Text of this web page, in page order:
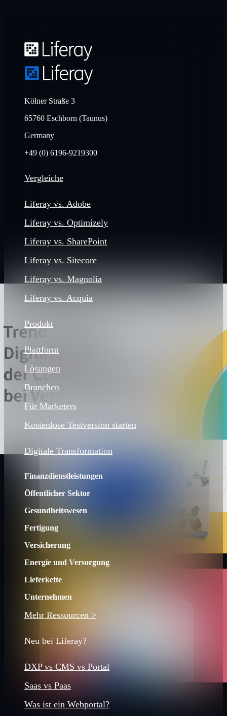
Kölner Straße 3
65760 Eschborn (Taunus)
Germany
+49 (0) 6196-9219300
Vergleiche
Liferay vs. Adobe
Liferay vs. Optimizely
Liferay vs. SharePoint
Liferay vs. Sitecore
Liferay vs. Magnolia
Liferay vs. Acquia
Produkt
Plattform
Lösungen
Branchen
Für Marketers
Kostenlose Testversion starten
Digitale Transformation
Finanzdienstleistungen
Öffentlicher Sektor
Gesundheitswesen
Fertigung
Versicherung
Energie und Versorgung
Lieferkette
Unternehmen
Mehr Ressourcen >
Neu bei Liferay?
DXP vs CMS vs Portal
Saas vs Paas
Was ist ein Webportal?